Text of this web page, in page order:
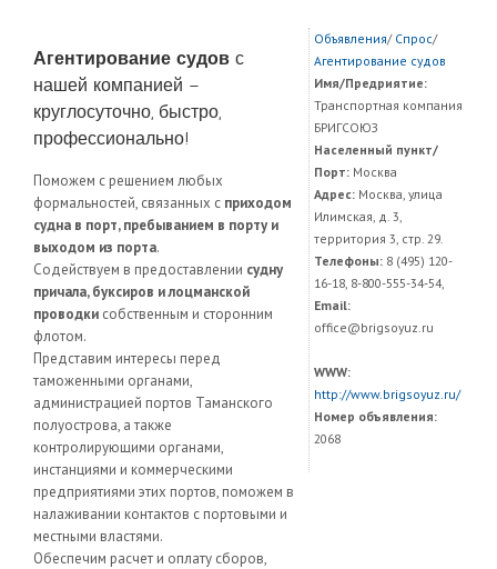
Агентирование судов с
нашей компанией –
круглосуточно, быстро,
профессионально!
Поможем с решением любых
формальностей, связанных с приходом
судна в порт, пребыванием в порту и
выходом из порта.
Содействуем в предоставлении судну
причала, буксиров и лоцманской
проводки собственным и сторонним
флотом.
Представим интересы перед
таможенными органами,
администрацией портов Таманского
полуострова, а также
контролирующими органами,
инстанциями и коммерческими
предприятиями этих портов, поможем в
налаживании контактов с портовыми и
местными властями.
Обеспечим расчет и оплату сборов,
Объявления/ Спрос/
Агентирование судов
Имя/Предриятие:
Транспортная компания
БРИГСОЮЗ
Населенный пункт/
Порт:Москва
Адрес:Москва, улица
Илимская, д. 3,
территория 3, стр. 29.
Телефоны:8 (495) 120-
16-18, 8-800-555-34-54,
Email:
office@brigsoyuz.ru
WWW:
http://www.brigsoyuz.ru/
Номер объявления:
2068